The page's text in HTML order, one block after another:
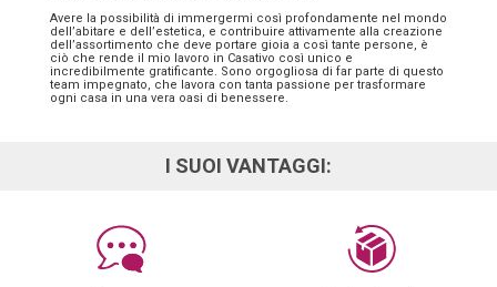
Avere la possibilità di immergermi così profondamente nel mondo
dell’abitare e dell’estetica, e contribuire attivamente alla creazione
dell’assortimento che deve portare gioia a così tante persone, è
ciò che rende il mio lavoro in Casativo così unico e
incredibilmente gratificante. Sono orgogliosa di far parte di questo
team impegnato, che lavora con tanta passione per trasformare
ogni casa in una vera oasi di benessere.
I SUOI VANTAGGI: